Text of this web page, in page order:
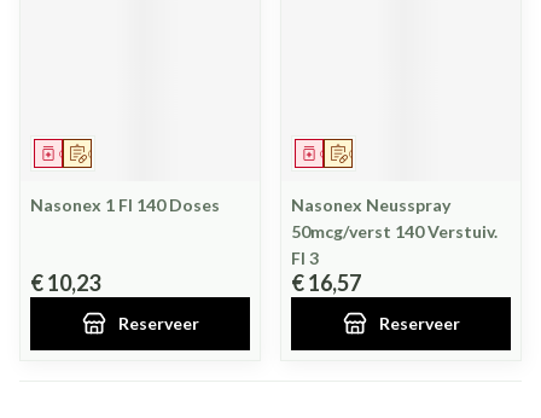
Op voorschrift
Geneesmiddel
Nasonex 1 Fl 140 Doses
€ 10,23
Reserveer
Op voorschrift
Geneesmiddel
Nasonex Neusspray
50mcg/verst 140 Verstuiv.
Fl 3
€ 16,57
Reserveer